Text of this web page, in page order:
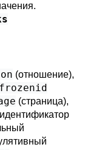
(отношение),
frozenid
(страница),